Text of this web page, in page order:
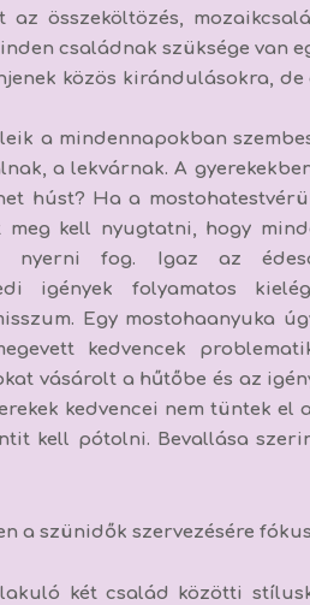
összeköltözés,
családnak szüksége van
közös kirándulásokra, de
a mindennapokban
a lekvárnak. A
húst? Ha a
meg kell nyugtatni, hogy
nyerni fog. Igaz az
igények folyamatos
Egy mostohaanyuka
kedvencek
vásárolt a hűtőbe és az
kedvencei nem tüntek
kell pótolni. Bevallása
a szünidők szervezésére
két család közötti